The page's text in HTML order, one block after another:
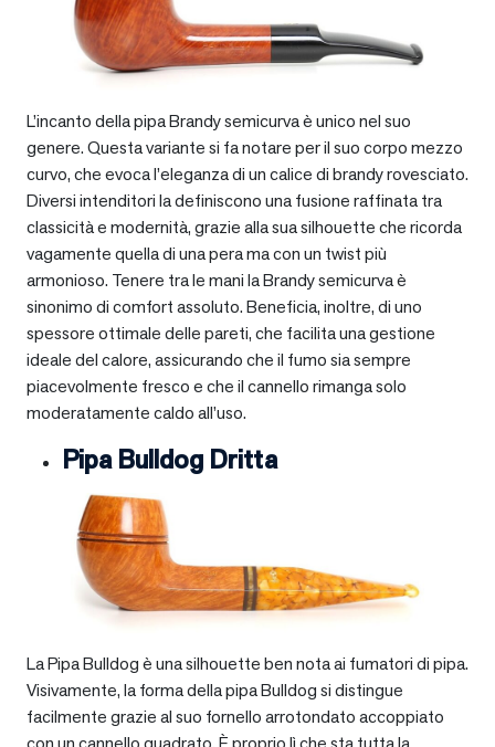
L’incanto della pipa Brandy semicurva è unico nel suo
genere. Questa variante si fa notare per il suo corpo mezzo
curvo, che evoca l’eleganza di un calice di brandy rovesciato.
Diversi intenditori la definiscono una fusione raffinata tra
classicità e modernità, grazie alla sua silhouette che ricorda
vagamente quella di una pera ma con un twist più
armonioso. Tenere tra le mani la Brandy semicurva è
sinonimo di comfort assoluto. Beneficia, inoltre, di uno
spessore ottimale delle pareti, che facilita una gestione
ideale del calore, assicurando che il fumo sia sempre
piacevolmente fresco e che il cannello rimanga solo
moderatamente caldo all’uso.
Pipa Bulldog Dritta
La Pipa Bulldog è una silhouette ben nota ai fumatori di pipa.
Visivamente, la forma della pipa Bulldog si distingue
facilmente grazie al suo fornello arrotondato accoppiato